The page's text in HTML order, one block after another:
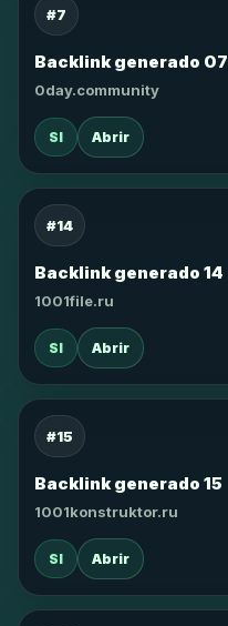
#7
Backlink generado 07
0day.community
SI Abrir
#14
Backlink generado 14
1001file.ru
SI Abrir
#15
Backlink generado 15
1001konstruktor.ru
SI Abrir